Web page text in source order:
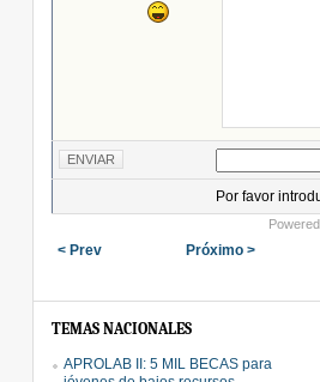
Por favor
< Prev Próximo >
TEMAS NACIONALES
APROLAB II: 5 MIL BECAS para